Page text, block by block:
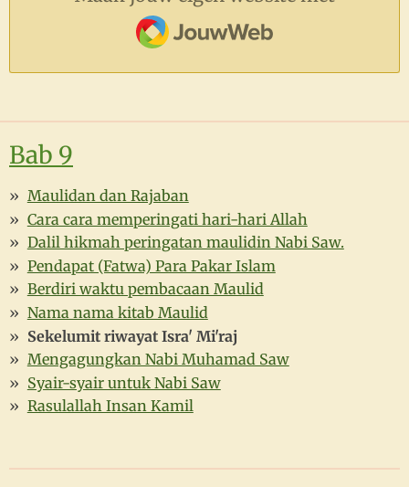
JouwWeb
Bab 9
Maulidan dan Rajaban
Cara cara memperingati hari-hari Allah
Dalil hikmah peringatan maulidin Nabi Saw.
Pendapat (Fatwa) Para Pakar Islam
Berdiri waktu pembacaan Maulid
Nama nama kitab Maulid
Sekelumit riwayat Isra' Mi'raj
Mengagungkan Nabi Muhamad Saw
Syair-syair untuk Nabi Saw
Rasulallah Insan Kamil